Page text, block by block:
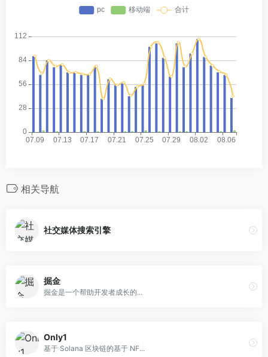
相关导航
社交媒体搜索引擎
掘金
掘金是一个帮助开发者成长的...
Only1
基于 Solana 区块链的基于 NF...